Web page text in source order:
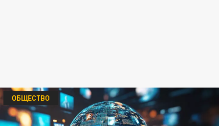
ОБЩЕСТВО